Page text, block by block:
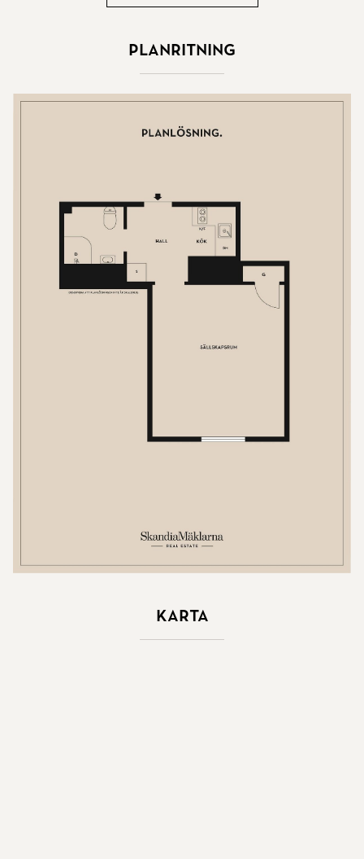
Planritning
Karta